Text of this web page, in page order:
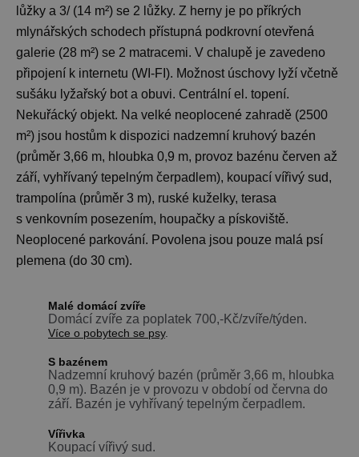
lůžky a 3/ (14 m²) se 2 lůžky. Z herny je po příkrých
mlynářských schodech přístupná podkrovní otevřená
galerie (28 m²) se 2 matracemi. V chalupě je zavedeno
připojení k internetu (WI-FI). Možnost úschovy lyží včetně
sušáku lyžařský bot a obuvi. Centrální el. topení.
Nekuřácký objekt. Na velké neoplocené zahradě (2500
m²) jsou hostům k dispozici nadzemní kruhový bazén
(průměr 3,66 m, hloubka 0,9 m, provoz bazénu červen až
září, vyhřívaný tepelným čerpadlem), koupací vířivý sud,
trampolína (průměr 3 m), ruské kuželky, terasa
s venkovním posezením, houpačky a pískoviště.
Neoplocené parkování. Povolena jsou pouze malá psí
plemena (do 30 cm).
Malé domácí zvíře
Domácí zvíře za poplatek 700,-Kč/zvíře/týden.
Více o pobytech se psy.
S bazénem
Nadzemní kruhový bazén (průměr 3,66 m, hloubka
0,9 m). Bazén je v provozu v období od června do
září. Bazén je vyhřívaný tepelným čerpadlem.
Vířivka
Koupací vířivý sud.